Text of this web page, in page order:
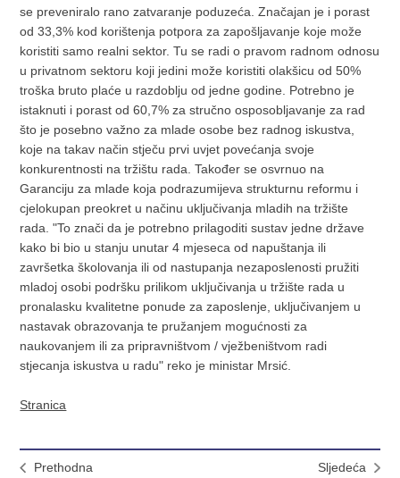
se preveniralo rano zatvaranje poduzeća. Značajan je i porast
od 33,3% kod korištenja potpora za zapošljavanje koje može
koristiti samo realni sektor. Tu se radi o pravom radnom odnosu
u privatnom sektoru koji jedini može koristiti olakšicu od 50%
troška bruto plaće u razdoblju od jedne godine. Potrebno je
istaknuti i porast od 60,7% za stručno osposobljavanje za rad
što je posebno važno za mlade osobe bez radnog iskustva,
koje na takav način stječu prvi uvjet povećanja svoje
konkurentnosti na tržištu rada. Također se osvrnuo na
Garanciju za mlade koja podrazumijeva strukturnu reformu i
cjelokupan preokret u načinu uključivanja mladih na tržište
rada. "To znači da je potrebno prilagoditi sustav jedne države
kako bi bio u stanju unutar 4 mjeseca od napuštanja ili
završetka školovanja ili od nastupanja nezaposlenosti pružiti
mladoj osobi podršku prilikom uključivanja u tržište rada u
pronalasku kvalitetne ponude za zaposlenje, uključivanjem u
nastavak obrazovanja te pružanjem mogućnosti za
naukovanjem ili za pripravništvom / vježbeništvom radi
stjecanja iskustva u radu" reko je ministar Mrsić.
Stranica
Prethodna
Sljedeća